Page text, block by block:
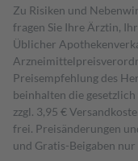
Zu Risiken und
fragen Sie Ihre Ärztin,
Üblicher
Preisempfehlung des
beinhalten die
zzgl. 3,95 €
frei. Preisänderungen
und Gratis-Beigaben